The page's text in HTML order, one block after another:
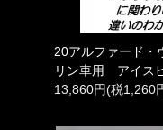
20アルファード
リン車用 アイス
13,860円(税1,260